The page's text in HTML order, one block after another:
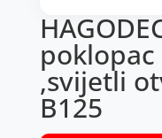
,svijetli
B125